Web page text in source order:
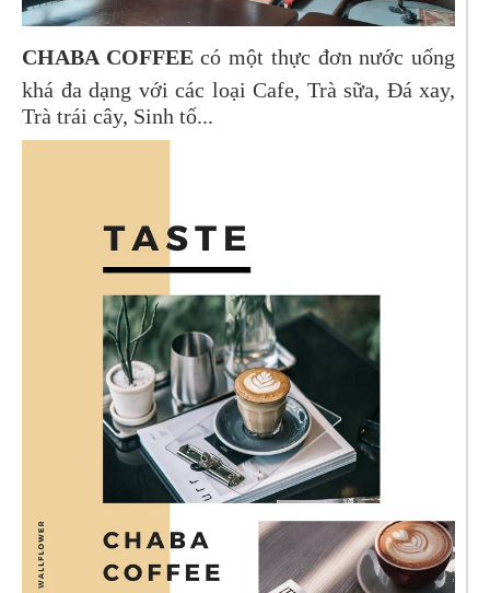
CHABA COFFEEcó một thực đơn nước uống
khá đa dạng với các loại Cafe, Trà sữa, Đá xay,
Trà trái cây, Sinh tố...